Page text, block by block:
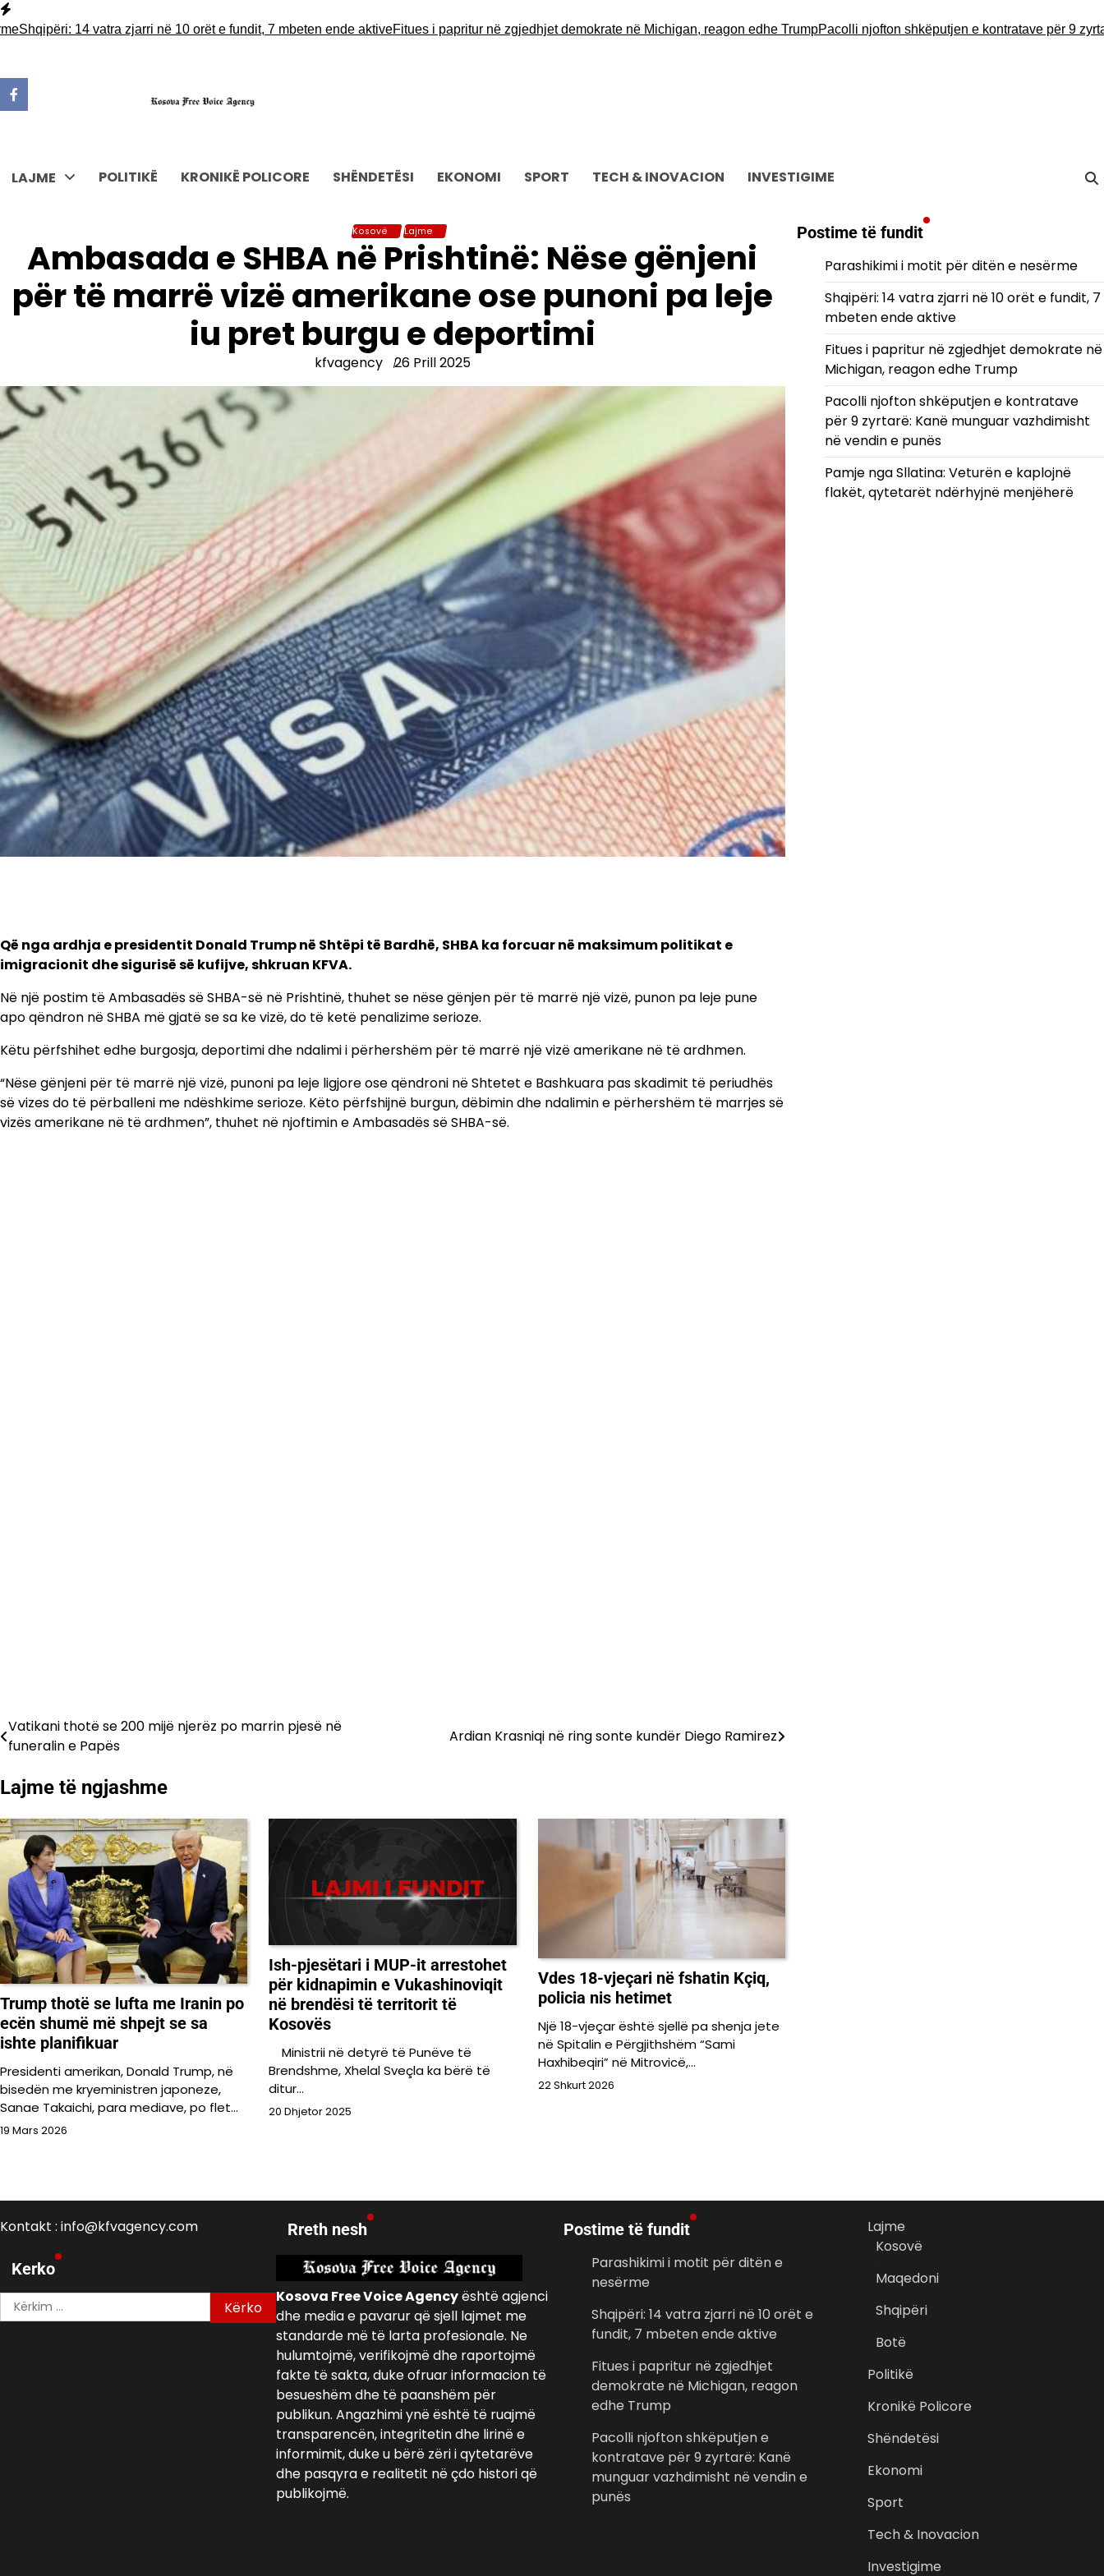
Skip
to
14 vatra zjarri në 10 orët e fundit, 7 mbeten ende aktiveFitues i papritur në zgjedhjet demokrate në Michigan, reagon edhe Trump Pacolli njofton shkëputjen e kontratave për 9 zyrtarë:
LAJME POLITIKË KRONIKË POLICORE SHËNDETËSI EKONOMI SPORT TECH & INOVACION INVESTIGIME
Kosovë Lajme
Ambasada e SHBA në Prishtinë: Nëse gënjeni
për të marrë vizë amerikane ose punoni pa leje
iu pret burgu e deportimi
kfvagency 26 Prill 2025
Që nga ardhja e presidentit Donald Trump në Shtëpi të Bardhë, SHBA ka forcuar në maksimum politikat e
imigracionit dhe sigurisë së kufijve, shkruan KFVA.
Në një postim të Ambasadës së SHBA-së në Prishtinë, thuhet se nëse gënjen për të marrë një vizë, punon pa leje pune
apo qëndron në SHBA më gjatë se sa ke vizë, do të ketë penalizime serioze.
Këtu përfshihet edhe burgosja, deportimi dhe ndalimi i përhershëm për të marrë një vizë amerikane në të ardhmen.
“Nëse gënjeni për të marrë një vizë, punoni pa leje ligjore ose qëndroni në Shtetet e Bashkuara pas skadimit të periudhës
së vizes do të përballeni me ndëshkime serioze. Këto përfshijnë burgun, dëbimin dhe ndalimin e përhershëm të marrjes së
vizës amerikane në të ardhmen”, thuhet në njoftimin e Ambasadës së SHBA-së.
Lëvizje
postimet
Vatikani thotë se 200 mijë njerëz po marrin pjesë në
funeralin e Papës
Ardian Krasniqi në ring sonte kundër Diego Ramirez
Lajme të ngjashme
Trump thotë se lufta me Iranin po
ecën shumë më shpejt se sa
ishte planifikuar
Presidenti amerikan, Donald Trump, në
bisedën me kryeministren japoneze,
Sanae Takaichi, para mediave, po flet…
19 Mars 2026
Ish-pjesëtari i MUP-it arrestohet
për kidnapimin e Vukashinoviqit
në brendësi të territorit të
Kosovës
Ministrii në detyrë të Punëve të
Brendshme, Xhelal Sveçla ka bërë të
ditur…
20 Dhjetor 2025
Vdes 18-vjeçari në fshatin Kçiq,
policia nis hetimet
Një 18-vjeçar është sjellë pa shenja jete
në Spitalin e Përgjithshëm “Sami
Haxhibeqiri” në Mitrovicë,…
22 Shkurt 2026
Postime të fundit
Parashikimi i motit për ditën e nesërme
Shqipëri: 14 vatra zjarri në 10 orët e fundit, 7
mbeten ende aktive
Fitues i papritur në zgjedhjet demokrate në
Michigan, reagon edhe Trump
Pacolli njofton shkëputjen e kontratave
për 9 zyrtarë: Kanë munguar vazhdimisht
në vendin e punës
Pamje nga Sllatina: Veturën e kaplojnë
flakët, qytetarët ndërhyjnë menjëherë
Kontakt : info@kfvagency.com
Kerko
Kërko
për:
Rreth nesh
Kosova Free Voice Agencyështë agjenci
dhe media e pavarur që sjell lajmet me
standarde më të larta profesionale. Ne
hulumtojmë, verifikojmë dhe raportojmë
fakte të sakta, duke ofruar informacion të
besueshëm dhe të paanshëm për
publikun. Angazhimi ynë është të ruajmë
transparencën, integritetin dhe lirinë e
informimit, duke u bërë zëri i qytetarëve
dhe pasqyra e realitetit në çdo histori që
publikojmë.
Postime të fundit
Parashikimi i motit për ditën e
nesërme
Shqipëri: 14 vatra zjarri në 10 orët e
fundit, 7 mbeten ende aktive
Fitues i papritur në zgjedhjet
demokrate në Michigan, reagon
edhe Trump
Pacolli njofton shkëputjen e
kontratave për 9 zyrtarë: Kanë
munguar vazhdimisht në vendin e
punës
Lajme
Kosovë
Maqedoni
Shqipëri
Botë
Politikë
Kronikë Policore
Shëndetësi
Ekonomi
Sport
Tech & Inovacion
Investigime